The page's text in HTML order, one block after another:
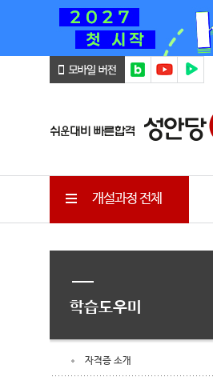
개설과정 전체
학습도우미
자격증 소개